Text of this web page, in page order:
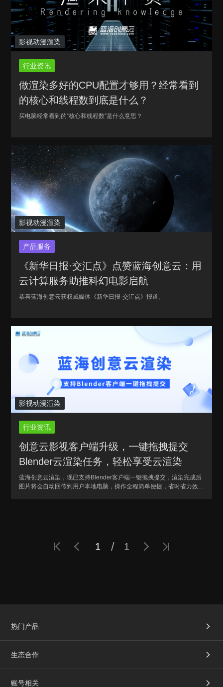
影视动漫渲染
行业资讯
做渲染多好的CPU配置才够用？经常看到
的核心和线程数到底是什么？
买电脑经常看到的“核心和线程数”是什么意思？
影视动漫渲染
产品服务
《新华日报·交汇点》点赞蓝海创意云：用
云计算服务助推科幻电影启航
恭喜蓝海创意云获权威媒体《新华日报·交汇点》报道。
影视动漫渲染
行业资讯
创意云影视客户端升级，一键拖拽提交
Blender云渲染任务，轻松享受云渲染
蓝海创意云渲染，现已支持Blender客户端一键拖拽提交，渲染完成后
图片将会自动回传到用户本地电脑，操作全程简单便捷，省时省力效率
 󡄒 1 / 1  
热门产品 
生态合作 
账号相关 